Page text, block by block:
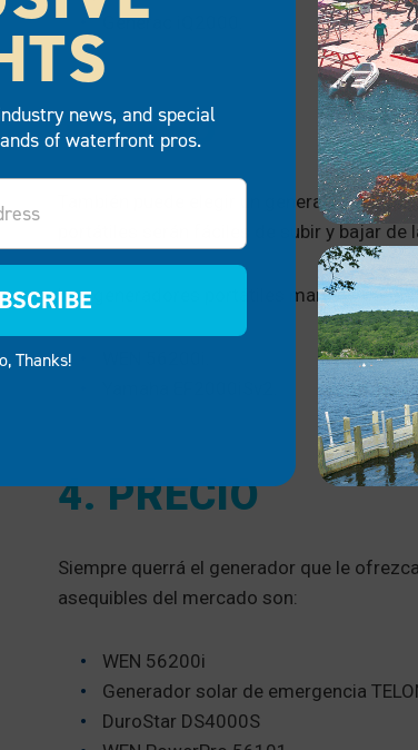
Generac iQ2000.
3. PESO
También puede elegir un generador
portátiles serán fáciles de subir y bajar
Los generadores portátiles marinos
4. PRECIO
Siempre querrá el generador que le
asequibles del mercado son:
WEN 56200i
Generador solar de emergencia
DuroStar DS4000S
news, and special
of waterfront pros.
Thanks!